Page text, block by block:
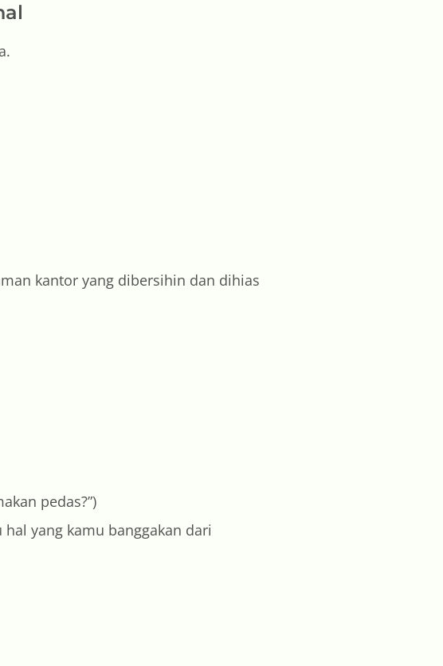
kantor yang dibersihin dan dihias
pedas?”)
hal yang kamu banggakan dari